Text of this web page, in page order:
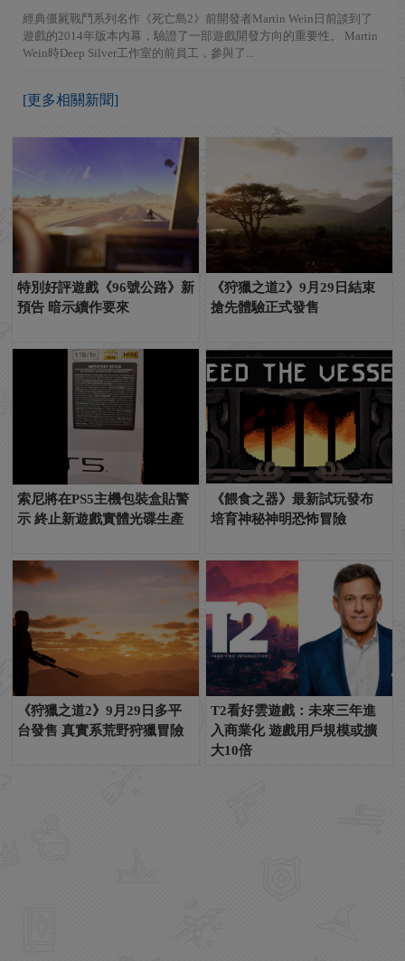
經典僵屍戰鬥系列名作《死亡島2》前開發者Martin Wein日前談到了
遊戲的2014年版本內幕，驗證了一部遊戲開發方向的重要性。 Martin
Wein時Deep Silver工作室的前員工，參與了...
[更多相關新聞]
特別好評遊戲《96號公路》新
預告 暗示續作要來
《狩獵之道2》9月29日結束
搶先體驗正式發售
索尼將在PS5主機包裝盒貼警
示 終止新遊戲實體光碟生產
《餵食之器》最新試玩發布
培育神秘神明恐怖冒險
《狩獵之道2》9月29日多平
台發售 真實系荒野狩獵冒險
T2看好雲遊戲：未來三年進
入商業化 遊戲用戶規模或擴
大10倍